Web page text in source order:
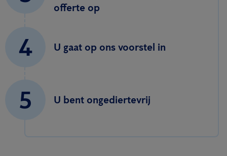
offerte op
4 U gaat op ons voorstel in
5 U bent ongediertevrij